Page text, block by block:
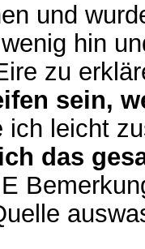
und
hin
zu
sein,
ich leicht
das